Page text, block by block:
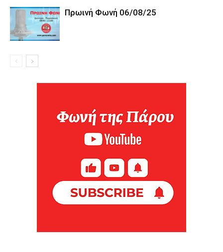
Πρωινή Φωνή 06/08/25